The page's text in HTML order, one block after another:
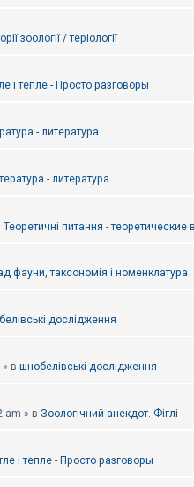
зоології / теріології
і тепле - Просто разговоры
- литература
- литература
Теоретичні питання - теоретические
фауни, таксономія і номенклатура
дослідження
» в шнобелівські дослідження
am » в Зоологічний анекдот. Фіглі
і тепле - Просто разговоры